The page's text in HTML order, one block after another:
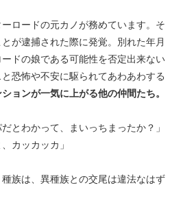
ロードの元カノが務めています。そ
が逮捕された際に発覚。別れた年月
ドの娘である可能性を否定出来ない
恐怖や不安に駆られてあわあわする
ションが一気に上がる他の仲間たち。
とわかって、まいっちまったか？」
カッカッカ」
族は、異種族との交尾は違法なはず